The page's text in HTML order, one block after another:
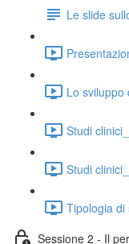
Le slide
Lo sviluppo
Studi
Studi
Tipologia di
Sessione 2 - Il